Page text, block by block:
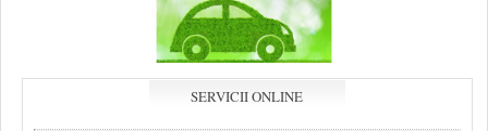
SERVICII ONLINE